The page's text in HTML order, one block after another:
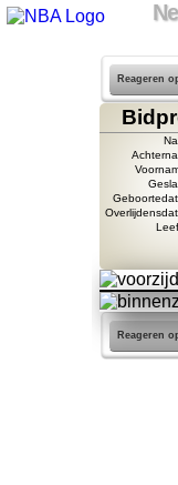
Reageren
Reageren